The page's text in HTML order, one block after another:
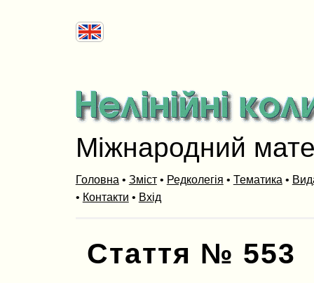
Міжнародний
Головна • Зміст• Редколегія • Тематика •
• Контакти • Вхід
Стаття № 553